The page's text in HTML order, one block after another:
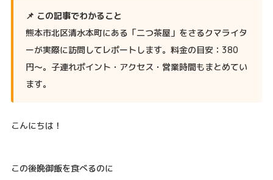
📌 この記事でわかること
熊本市北区清水本町にある「二つ茶屋」をさるクマライタ
ーが実際に訪問してレポートします。料金の目安：380
円〜。子連れポイント・アクセス・営業時間もまとめてい
ます。
こんにちは！
この後晩御飯を食べるのに